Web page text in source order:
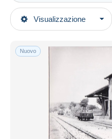
Visualizzazione
Categorie principali
Foto
Riproduzioni
Tipo di vendita
In corso
Prezzo fisso
Tutte le durate
Nuovo